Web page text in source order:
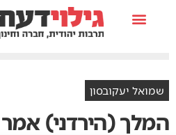
שמואל יעקובסון
המלך (הירדני) אמר